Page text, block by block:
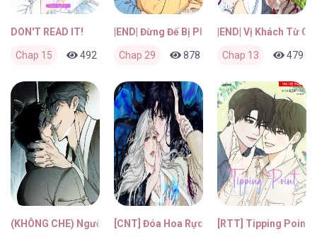
DON'T READ IT!
Chap 15 492 0 2 tháng trước
|END| Đừng Để Bị Phát Hiện!!
Chap 29 878 0 2 tháng trước
|END| Vị Khách Từ
Chap 13 479
(KHÔNG CHE) Người Chồng Hiến Tế
[CNT] Đóa Hoa Rực Lửa[RTT] Tipping Point